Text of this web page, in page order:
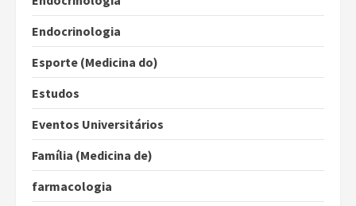
Endocrinologia
Esporte (Medicina do)
Estudos
Eventos Universitários
Família (Medicina de)
farmacologia